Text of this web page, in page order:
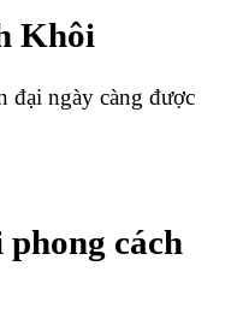
Khôi
đại ngày càng được
cách